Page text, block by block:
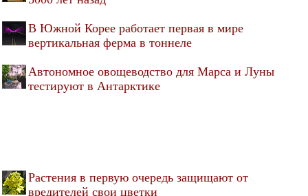
В Южной Корее работает первая в мире
вертикальная ферма в тоннеле
Автономное овощеводство для Марса и Луны
тестируют в Антарктике
Растения в первую очередь защищают от
вредителей свои цветки